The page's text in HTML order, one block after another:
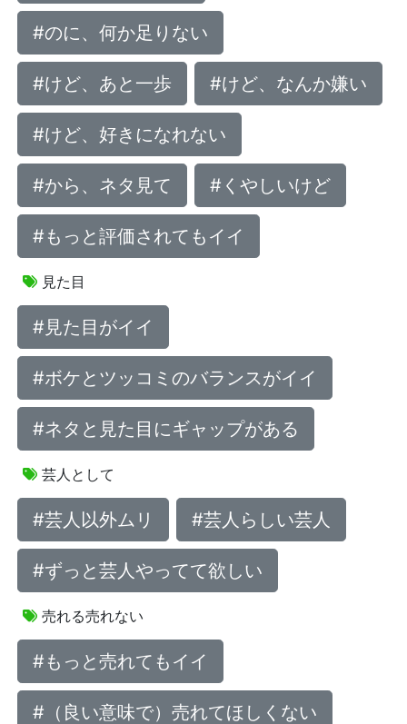
#のに、何か足りない
#けど、あと一歩 #けど、なんか嫌い
#けど、好きになれない
#から、ネタ見て #くやしいけど
#もっと評価されてもイイ
見た目
#見た目がイイ
#ボケとツッコミのバランスがイイ
#ネタと見た目にギャップがある
芸人として
#芸人以外ムリ #芸人らしい芸人
#ずっと芸人やってて欲しい
売れる売れない
#もっと売れてもイイ
#（良い意味で）売れてほしくない